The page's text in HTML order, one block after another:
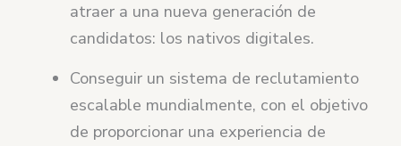
atraer a una nueva generación de
candidatos: los nativos digitales.
Conseguir un sistema de reclutamiento
escalable mundialmente, con el objetivo
de proporcionar una experiencia de